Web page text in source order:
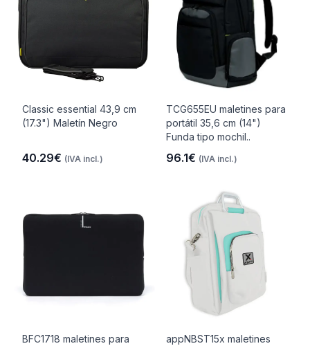
Classic essential 43,9 cm
(17.3") Maletín Negro
40.29€ (IVA incl.)
TCG655EU maletines para
portátil 35,6 cm (14")
Funda tipo mochil..
96.1€ (IVA incl.)
BFC1718 maletines para
appNBST15x maletines